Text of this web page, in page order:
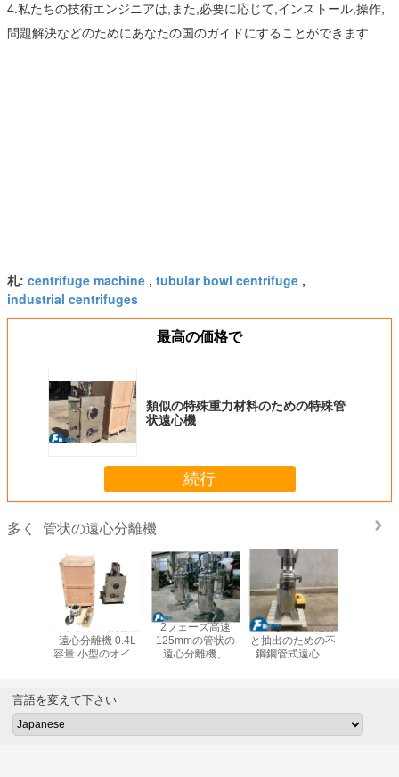
4.私たちの技術エンジニアは,また,必要に応じて,インストール,操作,
問題解決などのためにあなたの国のガイドにすることができます.
札: centrifuge machine , tubular bowl centrifuge ,
industrial centrifuges
最高の価格で
類似の特殊重力材料のための特殊管
状遠心機
続行
多く 管状の遠心分離機
ステンレス鋼管型
遠心分離機 0.4L
容量 小型のオイル
2フェーズ高速
125mmの管状の
遠心分離機、
CBDオイルの澄み
と抽出のための不
鋼鋼管式遠心機
言語を変えて下さい